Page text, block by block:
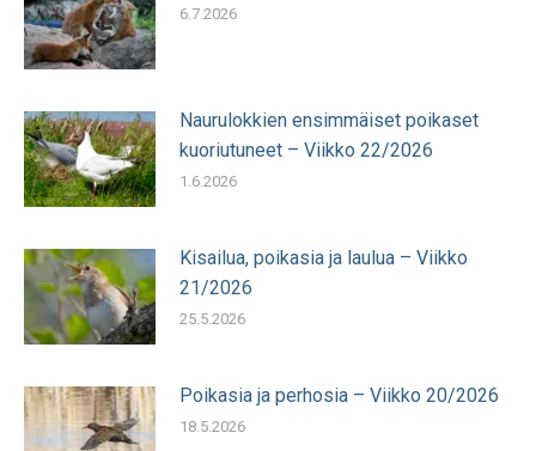
6.7.2026
Naurulokkien ensimmäiset poikaset
kuoriutuneet – Viikko 22/2026
1.6.2026
Kisailua, poikasia ja laulua – Viikko
21/2026
25.5.2026
Poikasia ja perhosia – Viikko 20/2026
18.5.2026